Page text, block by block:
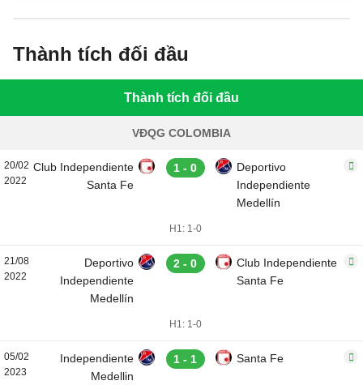
Thành tích đối đầu
Thành tích đối đầu
VĐQG COLOMBIA
20/02
2022
Club Independiente
Santa Fe
1 - 0
Deportivo
Independiente
Medellín
H1: 1-0
21/08
2022
Deportivo
Independiente
Medellín
2 - 0
Club Independiente
Santa Fe
H1: 1-0
05/02
2023
Independiente
Medellin
1 - 1 Santa Fe